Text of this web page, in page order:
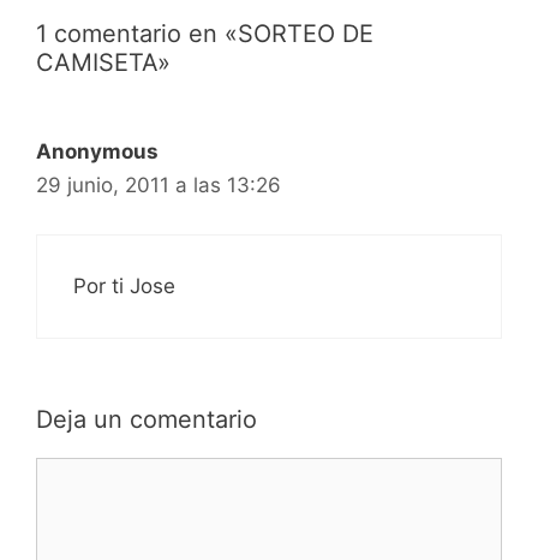
1 comentario en «SORTEO DE
CAMISETA»
Anonymous
29 junio, 2011 a las 13:26
Por ti Jose
Deja un comentario